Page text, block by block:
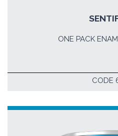
ONE PACK
CODE